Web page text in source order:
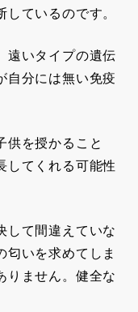
ているのです。
遠いタイプの遺伝
自分には無い免疫
供を授かること
してくれる可能性
して間違えていな
いを求めてしま
りません。健全な